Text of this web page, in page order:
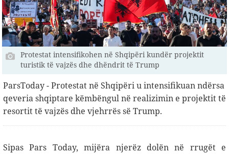
Protestat intensifikohen në Shqipëri kundër projektit
turistik të vajzës dhe dhëndrit të Trump
ParsToday - Protestat në Shqipëri u intensifikuan ndërsa
qeveria shqiptare këmbëngul në realizimin e projektit të
resortit të vajzës dhe vjehrrës së Trump.
Sipas Pars Today, mijëra njerëz dolën në rrugët e